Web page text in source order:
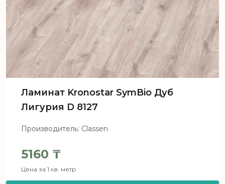
Ламинат Kronostar SymBio Дуб
Лигурия D 8127
Производитель: Classen
5160 ₸
Цена за 1 кв. метр